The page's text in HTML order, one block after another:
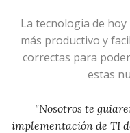
La tecnologia de
más productivo y
correctas para
estas
"Nosotros te
implementación de TI